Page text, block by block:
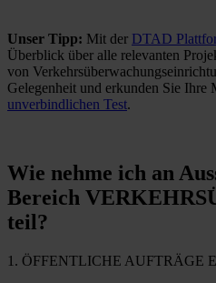
Unser Tipp: Mit der DTAD
Überblick über alle relevanten
von
Gelegenheit und erkunden Sie Ihre
unverbindlichen Test.
Wie nehme ich an
Bereich
teil?
1. ÖFFENTLICHE AUFTRÄGE